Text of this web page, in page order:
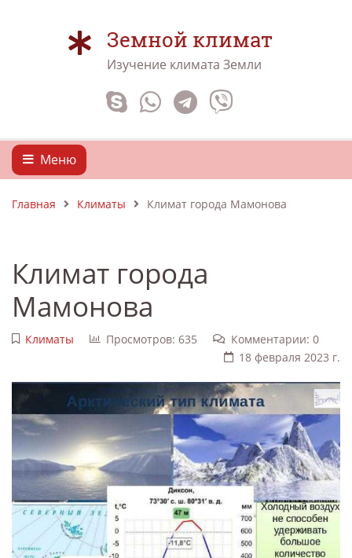
Земной климат
Изучение климата Земли
Меню
Главная Климаты Климат города Мамонова
Климат города
Мамонова
Климаты Просмотров: 635
Комментарии: 0
18 февраля 2023 г.